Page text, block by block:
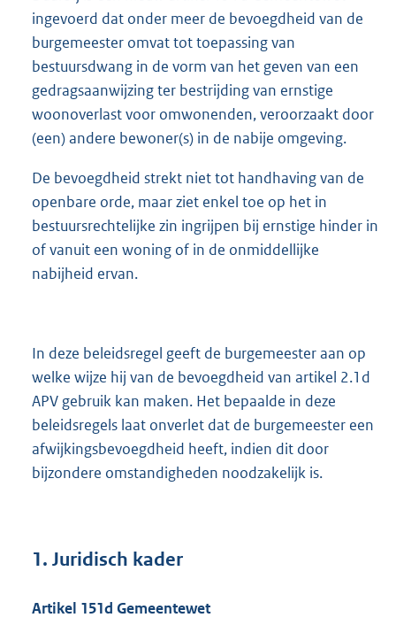
ingevoerd dat onder meer de bevoegdheid van de
burgemeester omvat tot toepassing van
bestuursdwang in de vorm van het geven van een
gedragsaanwijzing ter bestrijding van ernstige
woonoverlast voor omwonenden, veroorzaakt door
(een) andere bewoner(s) in de nabije omgeving.
De bevoegdheid strekt niet tot handhaving van de
openbare orde, maar ziet enkel toe op het in
bestuursrechtelijke zin ingrijpen bij ernstige hinder in
of vanuit een woning of in de onmiddellijke
nabijheid ervan.
In deze beleidsregel geeft de burgemeester aan op
welke wijze hij van de bevoegdheid van artikel 2.1d
APV gebruik kan maken. Het bepaalde in deze
beleidsregels laat onverlet dat de burgemeester een
afwijkingsbevoegdheid heeft, indien dit door
bijzondere omstandigheden noodzakelijk is.
1. Juridisch kader
Artikel 151d Gemeentewet